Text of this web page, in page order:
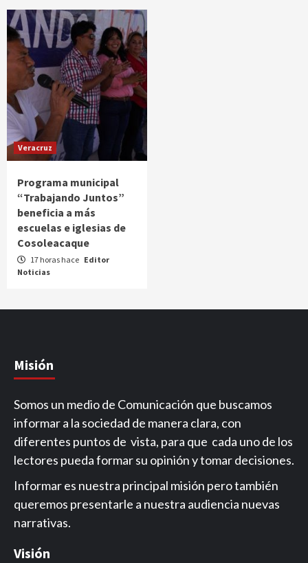
Veracruz
Programa municipal
“Trabajando Juntos”
beneficia a más
escuelas e iglesias de
Cosoleacaque
17 horas hace Editor
Noticias
Misión
Somos un medio de Comunicación que buscamos
informar a la sociedad de manera clara, con
diferentes puntos de vista, para que cada uno de los
lectores pueda formar su opinión y tomar decisiones.
Informar es nuestra principal misión pero también
queremos presentarle a nuestra audiencia nuevas
narrativas.
Visión